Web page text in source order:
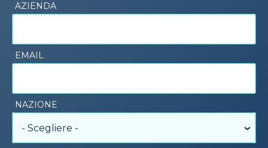
AZIENDA
EMAIL
NAZIONE
- Scegliere -